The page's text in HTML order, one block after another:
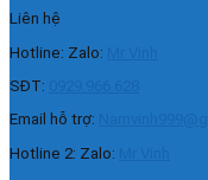
Liên hệ
Hotline: Zalo:
SĐT:
Email hỗ trợ:
Hotline 2: Zalo: